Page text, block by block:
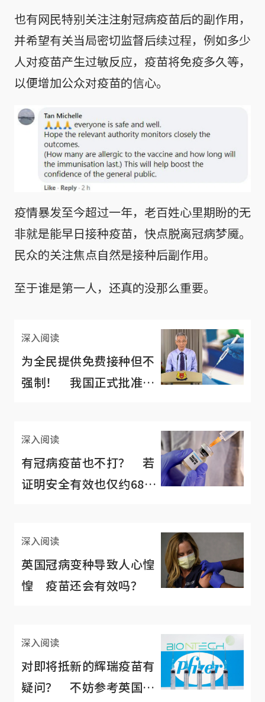
也有网民特别关注注射冠病疫苗后的副作用，
并希望有关当局密切监督后续过程，例如多少
人对疫苗产生过敏反应，疫苗将免疫多久等，
以便增加公众对疫苗的信心。
疫情暴发至今超过一年，老百姓心里期盼的无
非就是能早日接种疫苗，快点脱离冠病梦魇。
民众的关注焦点自然是接种后副作用。
至于谁是第一人，还真的没那么重要。
深入阅读
为全民提供免费接种但不
强制！ 我国正式批准辉
深入阅读
有冠病疫苗也不打？ 若
证明安全有效也仅约68%
深入阅读
英国冠病变种导致人心惶
惶 疫苗还会有效吗？
深入阅读
对即将抵新的辉瑞疫苗有
疑问？ 不妨参考英国政